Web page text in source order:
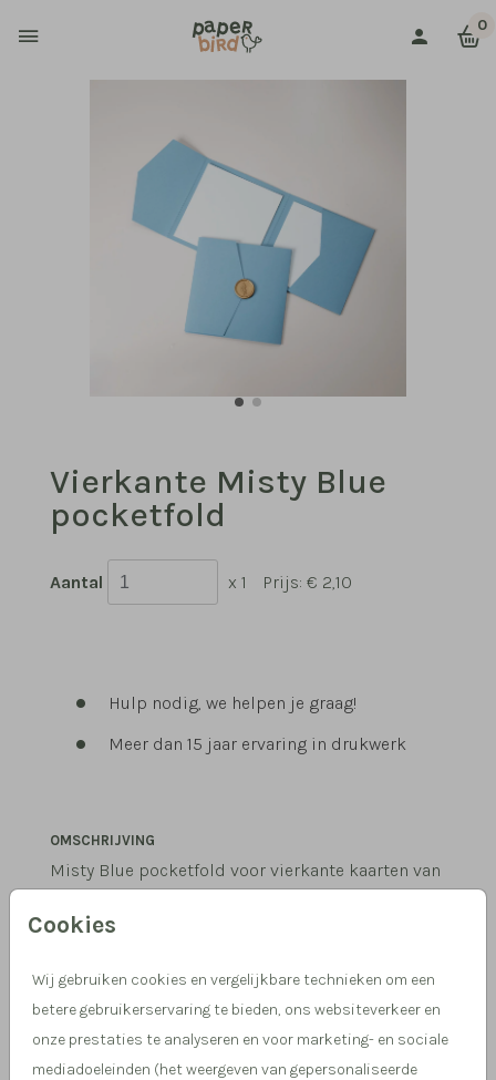
0
Cookies
Wij gebruiken cookies en vergelijkbare technieken om een
betere gebruikerservaring te bieden, ons websiteverkeer en
onze prestaties te analyseren en voor marketing- en sociale
mediadoeleinden (het weergeven van gepersonaliseerde
Vierkante Misty Blue
pocketfold
Aantal x 1 Prijs: € 2,10
Hulp nodig, we helpen je graag!
Meer dan 15 jaar ervaring in drukwerk
OMSCHRIJVING
Misty Blue pocketfold voor vierkante kaarten van
voor envelopmaat 16 x 16 cm.
Overzicht prijzen - Vierkante Misty Blue pocketfold
Min. aantal Max. aantal Prijs: